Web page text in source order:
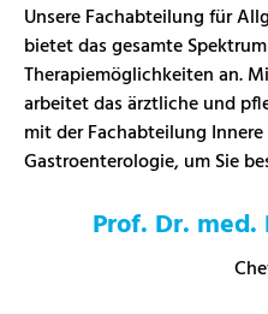
Unsere Fachabteilung für
bietet das gesamte
Therapiemöglichkeiten an.
arbeitet das ärztliche und
mitder Fachabteilung
Gastroenterologie, um Sie
Prof. Dr.